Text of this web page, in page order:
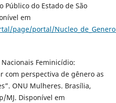
Público do Estado de São
em
page/portal/
Nacionais Feminicídio:
com perspectiva de gênero as
ONU Mulheres. Brasília,
MJ. Disponível em